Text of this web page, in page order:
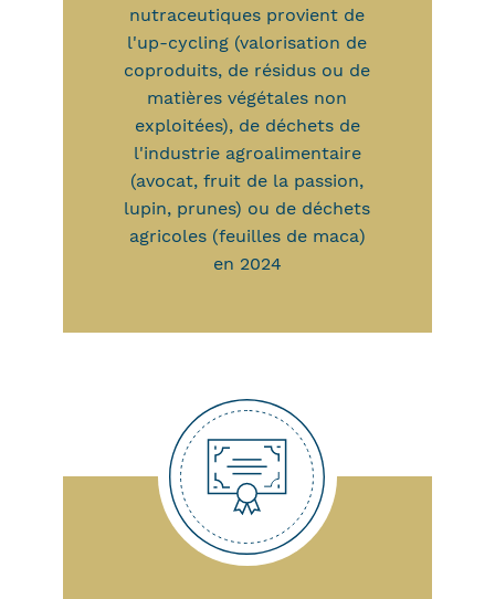
nutraceutiques provient de
l'up-cycling (valorisation de
coproduits, de résidus ou de
matières végétales non
exploitées), de déchets de
l'industrie agroalimentaire
(avocat, fruit de la passion,
lupin, prunes) ou de déchets
agricoles (feuilles de maca)
en 2024